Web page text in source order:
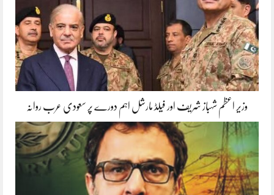
وزیر اعظم شہباز شریف اور فیلڈ مارشل اہم دورے پر سعودی عرب روانہ